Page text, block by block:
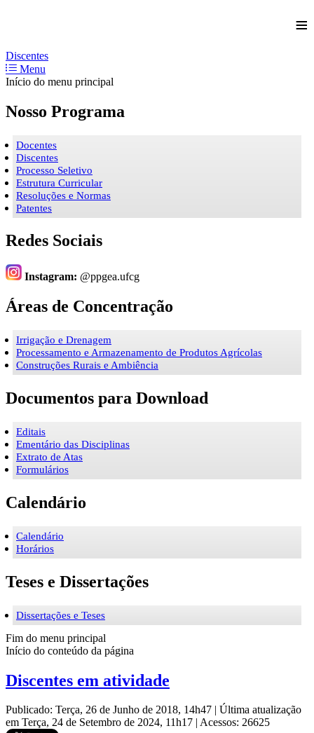
≡
Discentes
Menu
Início do menu principal
Nosso Programa
Docentes
Discentes
Processo Seletivo
Estrutura Curricular
Resoluções e Normas
Patentes
Redes Sociais
Instagram: @ppgea.ufcg
Áreas de Concentração
Irrigação e Drenagem
Processamento e Armazenamento de Produtos Agrícolas
Construções Rurais e Ambiência
Documentos para Download
Editais
Ementário das Disciplinas
Extrato de Atas
Formulários
Calendário
Calendário
Horários
Teses e Dissertações
Dissertações e Teses
Fim do menu principal
Início do conteúdo da página
Discentes em atividade
Publicado: Terça, 26 de Junho de 2018, 14h47 | Última atualização
em Terça, 24 de Setembro de 2024, 11h17 | Acessos: 26625